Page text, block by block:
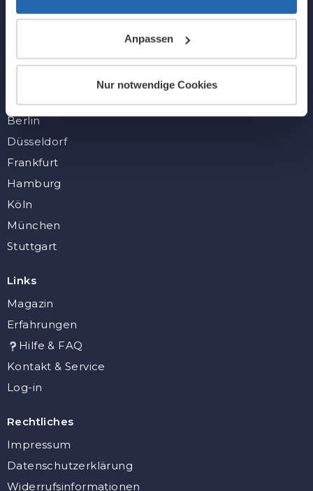
Anpassen
Nur notwendige Cookies
Berlin
Düsseldorf
Frankfurt
Hamburg
Köln
München
Stuttgart
Links
Magazin
Erfahrungen
Hilfe & FAQ
Kontakt & Service
Log-in
Rechtliches
Impressum
Datenschutzerklärung
Widerrufsinformationen